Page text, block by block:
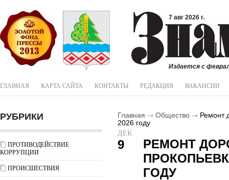
7 авг 2026 г.
Издается с
ГЛАВНАЯ КАРТА САЙТА КОНТАКТЫ РЕДАКЦИЯ ВАКАНСИИ
РУБРИКИ
ПРОТИВОДЕЙСТВИЕ
КОРРУПЦИИ
ПРОИСШЕСТВИЯ
Главная Общество
Ремонт
2026 году
ДЕК
9
РЕМОНТ
ГОДУ